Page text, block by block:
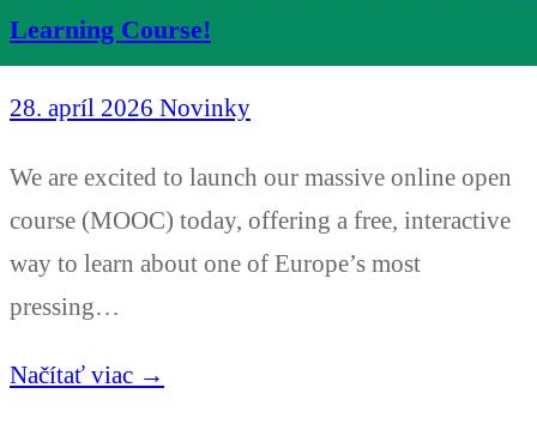
Learning Course!
28. apríl 2026 Novinky
We are excited to launch our massive online open
course (MOOC) today, offering a free, interactive
way to learn about one of Europe’s most
pressing…
Načítať viac →